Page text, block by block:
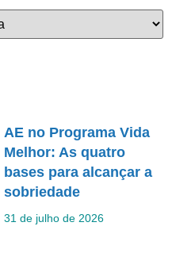
AE no Programa Vida
Melhor: As quatro
bases para alcançar a
sobriedade
31 de julho de 2026